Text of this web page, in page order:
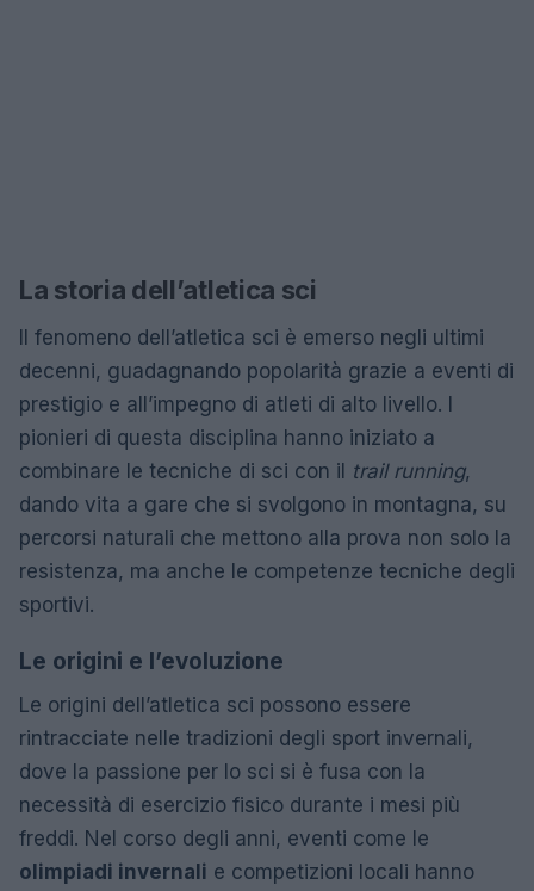
La storia dell’atletica sci
Il fenomeno dell’atletica sci è emerso negli ultimi
decenni, guadagnando popolarità grazie a eventi di
prestigio e all’impegno di atleti di alto livello. I
pionieri di questa disciplina hanno iniziato a
combinare le tecniche di sci con il trail running,
dando vita a gare che si svolgono in montagna, su
percorsi naturali che mettono alla prova non solo la
resistenza, ma anche le competenze tecniche degli
sportivi.
Le origini e l’evoluzione
Le origini dell’atletica sci possono essere
rintracciate nelle tradizioni degli sport invernali,
dove la passione per lo sci si è fusa con la
necessità di esercizio fisico durante i mesi più
freddi. Nel corso degli anni, eventi come le
olimpiadi invernali e competizioni locali hanno